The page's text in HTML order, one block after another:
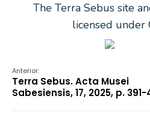
The Terra Sebus site
licensed under
Anterior:
Terra Sebus. Acta Musei
Sabesiensis, 17, 2025, p. 391-